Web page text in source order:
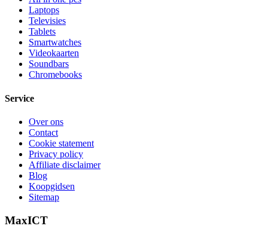
Laptops
Televisies
Tablets
Smartwatches
Videokaarten
Soundbars
Chromebooks
Service
Over ons
Contact
Cookie statement
Privacy policy
Affiliate disclaimer
Blog
Koopgidsen
Sitemap
MaxICT